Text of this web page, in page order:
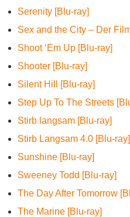
Serenity [Blu-ray]
Sex and the City – Der
Shoot ‘Em Up [Blu-ray]
Shooter [Blu-ray]
Silent Hill [Blu-ray]
Step Up To The Streets
Stirb langsam [Blu-ray]
Stirb Langsam 4.0 [Blu-ray]
Sunshine [Blu-ray]
Sweeney Todd [Blu-ray]
The Day After Tomorrow
The Marine [Blu-ray]